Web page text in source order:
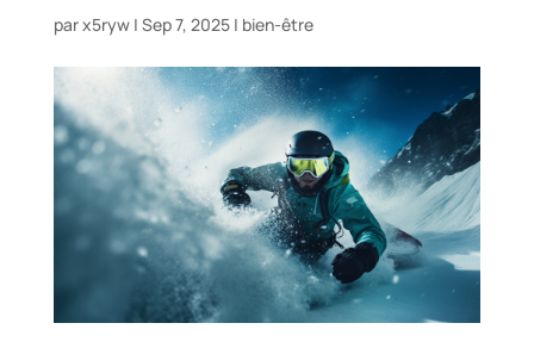
parx5ryw| Sep 7, 2025| bien-être